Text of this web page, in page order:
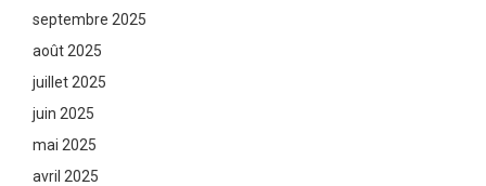
septembre 2025
août 2025
juillet 2025
juin 2025
mai 2025
avril 2025